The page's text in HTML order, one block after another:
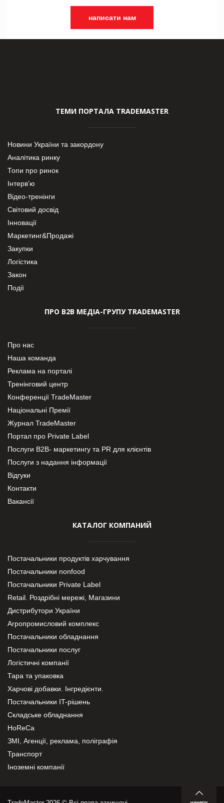
написати нам
ТЕМИ ПОРТАЛА TRADEMASTER
Новини України та закордону
Аналітика ринку
Топи про ринок
Інтерв’ю
Відео-тренінги
Світовий досвід
Інновації
Маркетинг&Продажі
Закупки
Логістика
Закон
Події
ПРО В2В МЕДІА-ГРУПУ TRADEMASTER
Про нас
Наша команда
Реклама на порталі
Тренінговий центр
Конференції TradeMaster
Національні Премії
Журнал TradeMaster
Портал про Private Label
Послуги В2В- маркетингу та PR для клієнтів
Послуги з надання інформації
Відгуки
Контакти
Вакансії
КАТАЛОГ КОМПАНИЙ
Постачальники продуктів харчування
Постачальники nonfood
Постачальники Private Label
Retail. Роздрібні мережі, Магазини
Дистрибутори України
Агропромисловий комплекс
Постачальники обладнання
Постачальники послуг
Логістичні компанії
Тара та упаковка
Харчові добавки. Інгредієнти.
Постачальники IT-рішень
Складське обладнання
HoReCa
ЗМІ, Агенції, реклама, поліграфія
Транспорт
Іноземні компанії